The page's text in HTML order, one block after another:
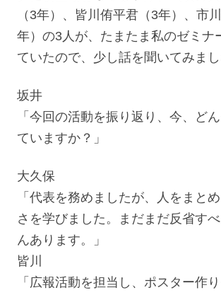
（3年）、皆川侑平君（3年）、市
年）の3人が、たまたま私のゼミナ
ていたので、少し話を聞いてみまし
坂井
「今回の活動を振り返り、今、ど
ていますか？」
大久保
「代表を務めましたが、人をまと
さを学びました。まだまだ反省す
んあります。」
皆川
「広報活動を担当し、ポスター作